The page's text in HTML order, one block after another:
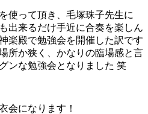
使って頂き、毛塚珠子先生に
出来るだけ手近に合奏を楽しん
楽殿で勉強会を開催した訳です
所か狭く、かなりの臨場感と言
ンな勉強会となりました 笑
会になります！